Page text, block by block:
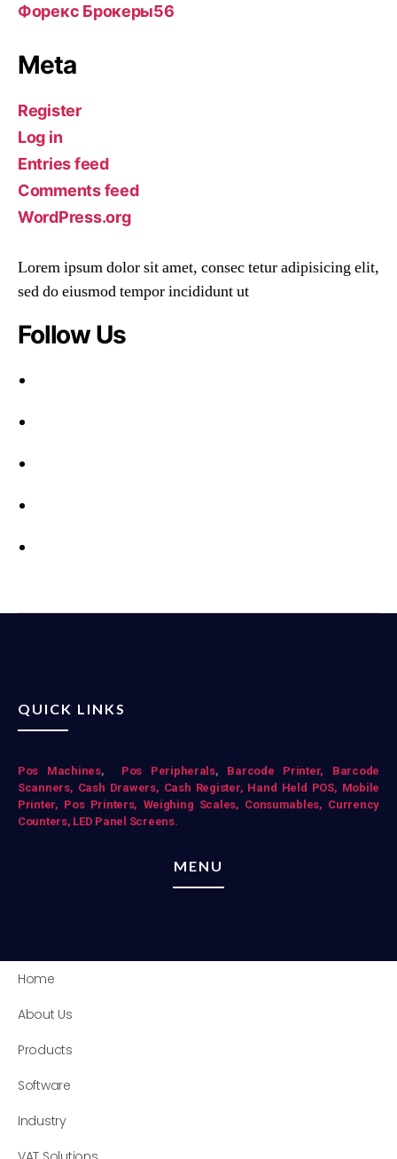
Форекс Брокеры56
Meta
Register
Log in
Entries feed
Comments feed
WordPress.org
Lorem ipsum dolor sit amet, consec tetur adipisicing elit,
sed do eiusmod tempor incididunt ut
Follow Us
QUICK LINKS
Pos Machines, Pos Peripherals, Barcode Printer,
Barcode
Scanners, Cash Drawers, Cash Register, Hand Held POS, Mobile
Printer, Pos Printers, Weighing Scales, Consumables, Currency
Counters, LED Panel Screens.
MENU
Home
About Us
Products
Software
Industry